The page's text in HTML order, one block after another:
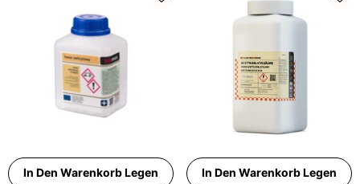
In Den Warenkorb Legen In Den Warenkorb Legen